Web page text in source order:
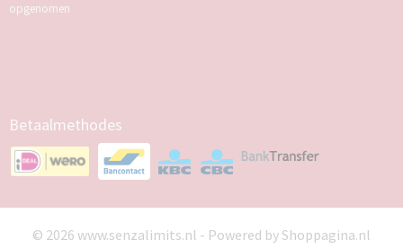
opgenomen
Betaalmethodes
© 2026 www.senzalimits.nl - Powered by Shoppagina.nl